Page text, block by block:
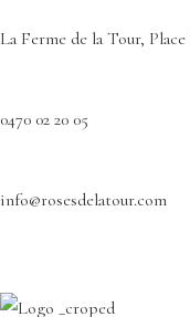
La Ferme de la Tour,
0470 02 20 05
info@rosesdelatour.com